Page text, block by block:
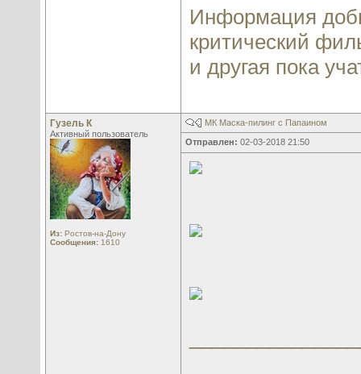
Информация
критический
и другая пока
Гузель К
Активный пользователь
Из: Ростов-на-Дону
Сообщения: 1610
МК Маска-пилинг с Папаином
Отправлен: 02-03-2018 21:50